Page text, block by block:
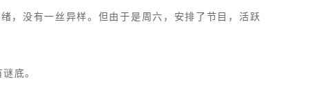
，没有一丝异样。但由于是周六，安排了节目，活跃
底。